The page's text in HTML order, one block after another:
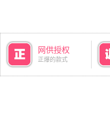
网供授权
正爆的款式